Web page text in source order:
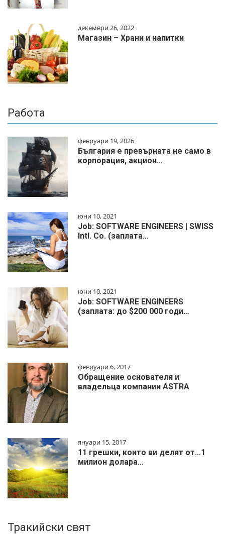
декември 26, 2022
Магазин – Храни и напитки
Работа
февруари 19, 2026
България е превърната не само в
корпорация, акцион…
юни 10, 2021
Job: SOFTWARE ENGINEERS | SWISS
Intl. Co. (заплата…
юни 10, 2021
Job: SOFTWARE ENGINEERS
(заплата: до $200 000 годи…
февруари 6, 2017
Обращение основателя и
владельца компании ASTRA
януари 15, 2017
11 грешки, които ви делят от…1
милиoн дoлapa…
Тракийски свят